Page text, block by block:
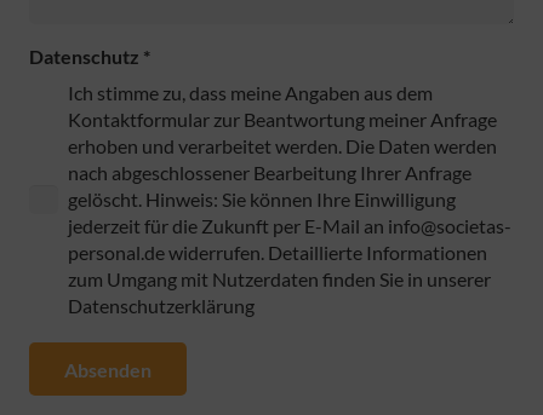
Datenschutz *
Ich stimme zu, dass meine Angaben aus dem
Kontaktformular zur Beantwortung meiner Anfrage
erhoben und verarbeitet werden. Die Daten werden
nach abgeschlossener Bearbeitung Ihrer Anfrage
gelöscht. Hinweis: Sie können Ihre Einwilligung
jederzeit für die Zukunft per E-Mail an info@societas-
personal.de widerrufen. Detaillierte Informationen
zum Umgang mit Nutzerdaten finden Sie in unserer
Datenschutzerklärung
Absenden